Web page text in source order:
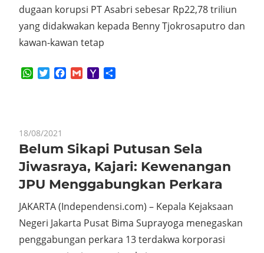
dugaan korupsi PT Asabri sebesar Rp22,78 triliun
yang didakwakan kepada Benny Tjokrosaputro dan
kawan-kawan tetap
WhatsApp
TwitterFacebook
GmailYahoo
18/08/2021
Belum Sikapi Putusan Sela
Jiwasraya, Kajari: Kewenangan
JPU Menggabungkan Perkara
JAKARTA (Independensi.com) – Kepala Kejaksaan
Negeri Jakarta Pusat Bima Suprayoga menegaskan
penggabungan perkara 13 terdakwa korporasi